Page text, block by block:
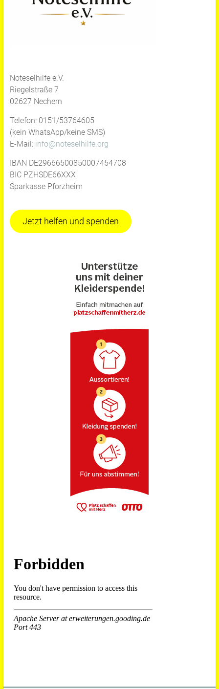
Noteselhilfe e.V.
Riegelstraße 7
02627 Nechern
Telefon: 0151/53764605
(kein WhatsApp/keine SMS)
E-Mail: info@noteselhilfe.org
IBAN DE29666500850007454708
BIC PZHSDE66XXX
Sparkasse Pforzheim
Jetzt helfen und spenden